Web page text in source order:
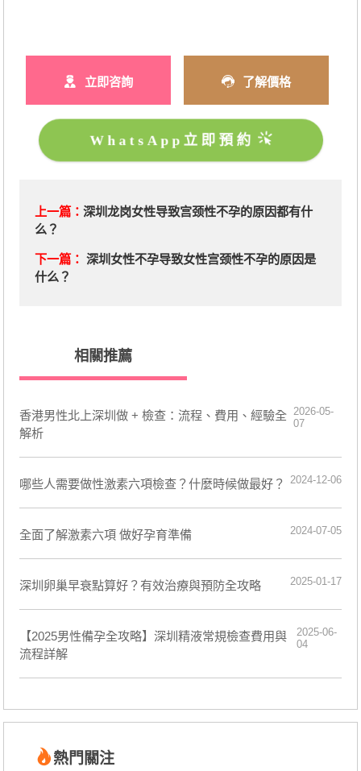
立即咨詢 了解價格
WhatsApp立即預約
上一篇： 深圳龙岗女性导致宫颈性不孕的原因都有什
么？
下一篇： 深圳女性不孕导致女性宫颈性不孕的原因是
什么？
相關推薦
香港男性北上深圳做 + 檢查：流程、費用、經驗全
解析
2026-05-
07
哪些人需要做性激素六項檢查？什麼時候做最好？ 2024-12-06
全面了解激素六項 做好孕育準備 2024-07-05
深圳卵巢早衰點算好？有效治療與預防全攻略 2025-01-17
【2025男性備孕全攻略】深圳精液常規檢查費用與
流程詳解
2025-06-
04
熱門關注